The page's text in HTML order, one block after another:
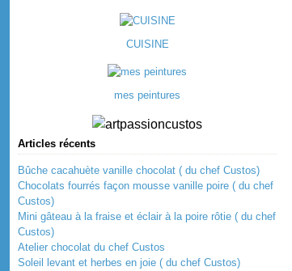
CUISINE
mes peintures
Articles récents
Bûche cacahuète vanille chocolat ( du chef Custos)
Chocolats fourrés façon mousse vanille poire ( du chef
Custos)
Mini gâteau à la fraise et éclair à la poire rôtie ( du chef
Custos)
Atelier chocolat du chef Custos
Soleil levant et herbes en joie ( du chef Custos)